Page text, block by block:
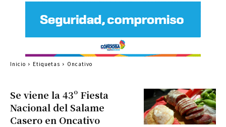
Se viene la 43º Fiesta
Nacional del Salame
Casero en Oncativo
Inicio Etiquetas Oncativo